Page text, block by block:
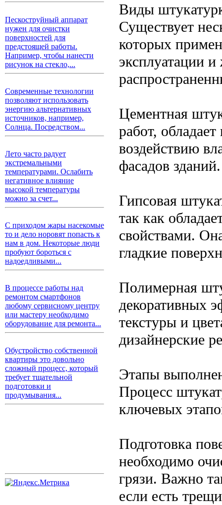
Пескоструйный аппарат
нужен для очистки
поверхностей для
предстоящей работы.
Например, чтобы нанести
рисунок на стекло,...
Современные технологии
позволяют использовать
энергию альтернативных
источников, например,
Солнца. Посредством...
Лето часто радует
экстремальными
температурами. Ослабить
негативное влияние
высокой температуры
можно за счет...
С приходом жары насекомые
то и дело норовят попасть к
нам в дом. Некоторые люди
пробуют бороться с
надоедливыми...
В процессе работы над
ремонтом смартфонов
любому сервисному центру
или мастеру необходимо
оборудование для ремонта...
Обустройство собственной
квартиры это довольно
сложный процесс, который
требует тщательной
подготовки и
продумывания...
Виды
Существует
которых
эксплуатации и
Цементная
работ,
воздействию
фасадов зданий.
Гипсовая
так как
свойствами.
гладкие
Полимерная
декоративных
текстуры и
дизайнерские
Этапы
Процесс
ключевых
Подготовка
необходимо
грязи. Важно
если есть